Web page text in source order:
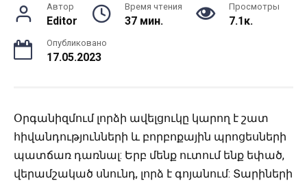
Автор
Editor
Время чтения
37 мин.
Просмотры
7.1к.
Опубликовано
17.05.2023
Օրգանիզմում լորձի ավելցուկը կարող է շատ
հիվանդությունների և բորբոքային պրոցեսների
պատճառ դառնալ: Երբ մենք ուտում ենք եփած,
վերամշակած սնունդ, լորձ է գոյանում: Տարիների